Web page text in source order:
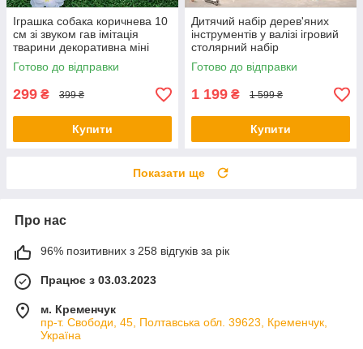
Іграшка собака коричнева 10
см зі звуком гав імітація
тварини декоративна міні
собачка
Готово до відправки
299 ₴ 399 ₴
Купити
Дитячий набір дерев'яних
інструментів у валізі ігровий
столярний набір
розвивальний конструктор
для дітей
Готово до відправки
1 199 ₴ 1 599 ₴
Купити
Показати ще
Про нас
96% позитивних з 258 відгуків за рік
Працює з 03.03.2023
м. Кременчук
пр-т. Свободи, 45, Полтавська обл. 39623, Кременчук,
Україна